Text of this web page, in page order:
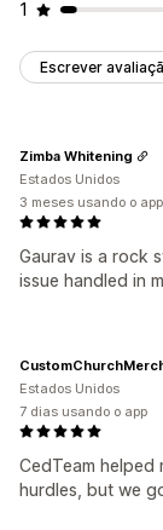
1
Escrever
Gaurav is a rock
issue handled in
Zimba Whitening
Estados Unidos
3 meses usando o app
CedTeam helped
hurdles, but we
Estados Unidos
7 dias usando o app